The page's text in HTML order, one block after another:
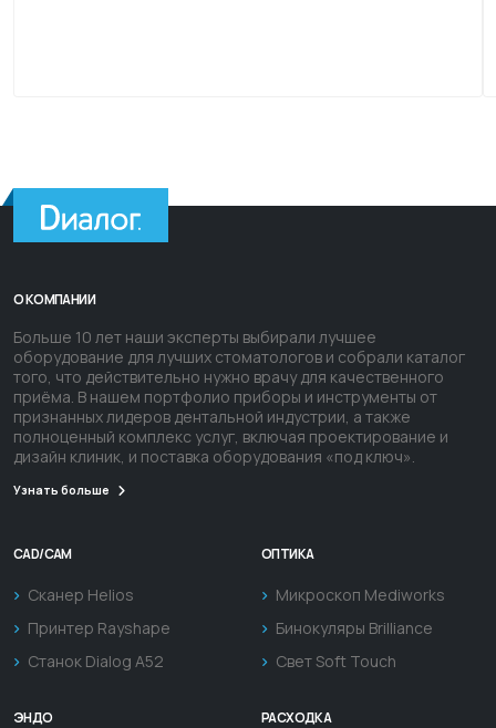
О КОМПАНИИ
Больше 10 лет наши эксперты выбирали лучшее
оборудование для лучших стоматологов и собрали каталог
того, что действительно нужно врачу для качественного
приёма. В нашем портфолио приборы и инструменты от
признанных лидеров дентальной индустрии, а также
полноценный комплекс услуг, включая проектирование и
дизайн клиник, и поставка оборудования «под ключ».
Узнать больше
CAD/CAM
Сканер Helios
Принтер Rayshape
Станок Dialog A52
ОПТИКА
Микроскоп Mediworks
Бинокуляры Brilliance
Свет Soft Touch
ЭНДО РАСХОДКА